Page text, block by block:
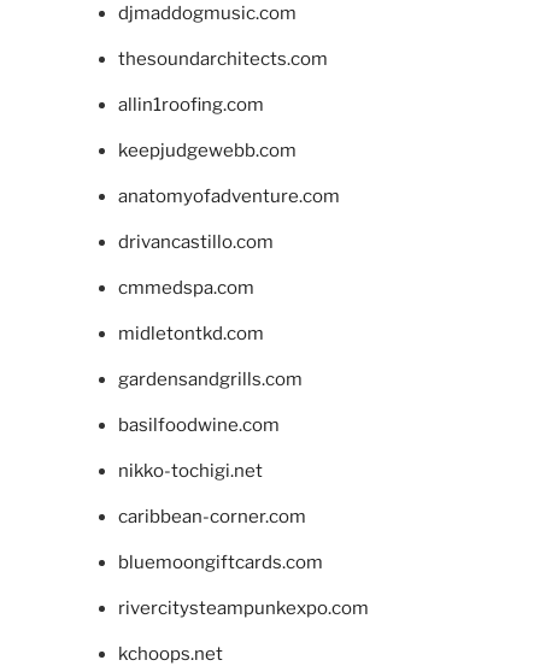
djmaddogmusic.com
thesoundarchitects.com
allin1roofing.com
keepjudgewebb.com
anatomyofadventure.com
drivancastillo.com
cmmedspa.com
midletontkd.com
gardensandgrills.com
basilfoodwine.com
nikko-tochigi.net
caribbean-corner.com
bluemoongiftcards.com
rivercitysteampunkexpo.com
kchoops.net